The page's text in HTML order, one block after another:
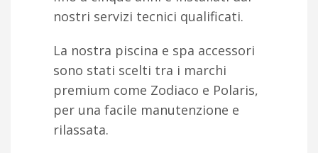
nostri servizi tecnici qualificati.
La nostra piscina e spa accessori
sono stati scelti tra i marchi
premium come Zodiaco e Polaris,
per una facile manutenzione e
rilassata.